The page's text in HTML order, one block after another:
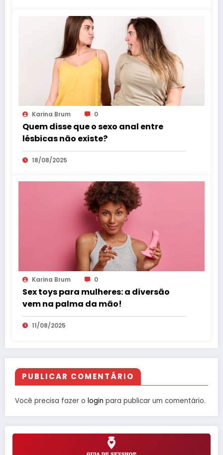
Karina Brum 0
Quem disse que o sexo anal entre
lésbicas não existe?
18/08/2025
Karina Brum 0
Sex toys para mulheres: a diversão
vem na palma da mão!
11/08/2025
PUBLICAR COMENTÁRIO
Você precisa fazer o login para publicar um comentário.